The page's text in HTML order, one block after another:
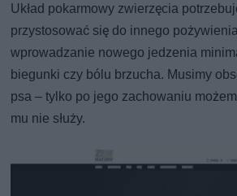
Układ pokarmowy zwierzęcia
przystosować się do innego
wprowadzanie nowego jedzenia
biegunki czy bólu brzucha. Musimy
psa – tylko po jego zachowaniu
mu nie służy.